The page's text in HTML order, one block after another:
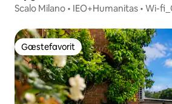
Scalo Milano • IEO+Humanitas • Wi-
Gæstefavorit
Gæstefavorit